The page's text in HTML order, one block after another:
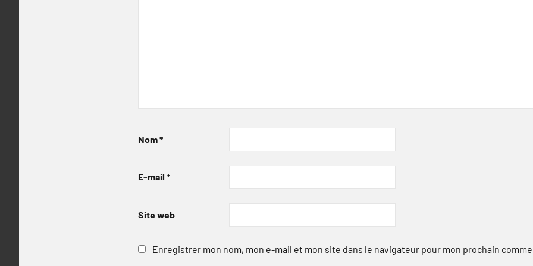
Nom*
E-mail *
Site web
Enregistrer mon nom, mon e-mail et mon site dans le navigateur pour mon prochain